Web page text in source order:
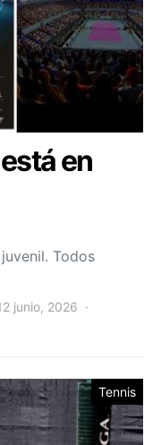
en
Todos
junio, 2026
Tennis